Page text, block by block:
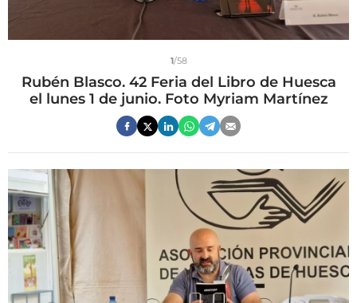
1/58
Rubén Blasco. 42 Feria del Libro de Huesca
el lunes 1 de junio. Foto Myriam Martínez